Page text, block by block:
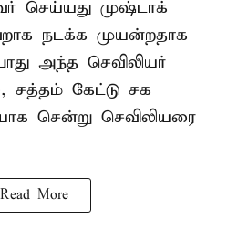
செய்யது முஷ்டாக்
நடக்க முயன்றதாக
அந்த செவிலியர்
சத்தம் கேட்டு சக
சென்று செவிலியரை
Read More